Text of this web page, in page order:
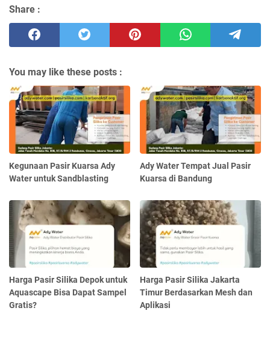
Share :
You may like these posts :
Kegunaan Pasir Kuarsa Ady
Water untuk Sandblasting
Ady Water Tempat Jual Pasir
Kuarsa di Bandung
Harga Pasir Silika Depok untuk
Aquascape Bisa Dapat Sampel
Gratis?
Harga Pasir Silika Jakarta
Timur Berdasarkan Mesh dan
Aplikasi